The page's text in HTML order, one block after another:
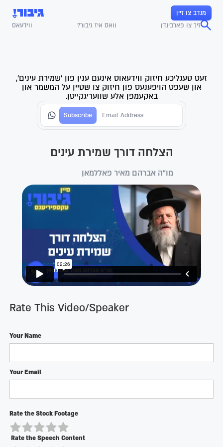
מנדב צו זיין
זיך צו פארבינדן
וואס איז גיבור? ווידעאס
זעט טעגליכע חיזוק ווידעאוס אינעם ענין פון 'שמירת עינים',
און שעפט הויפענעס פון חיזוק צו שטיין על המשמר און
באקעמפן אלע שוועריגקייטן.
הצלחה דורך שמירת עינים
מו"ה אברהם מאיר פאללמאן
Rate This Video/Speaker
Your Name
Your Email
Rate the Stock Footage
Rate the Speech Content